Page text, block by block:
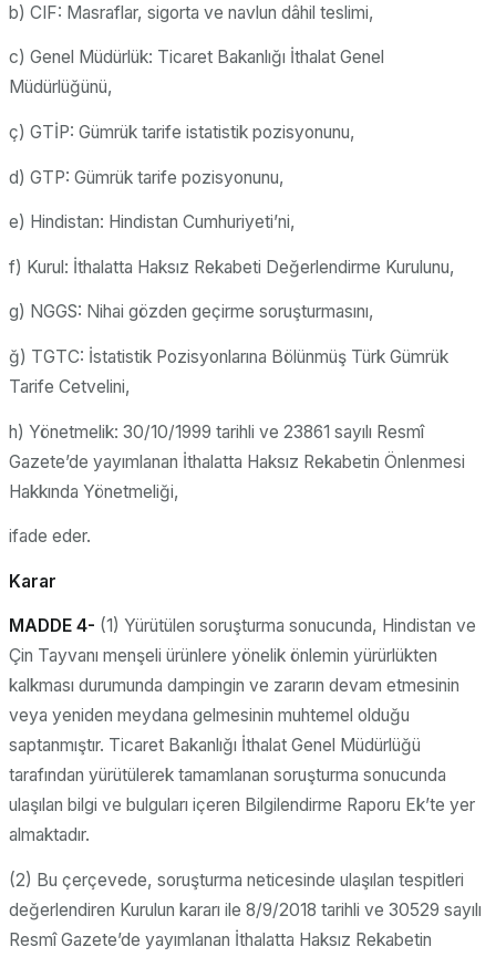
b) CIF: Masraflar, sigorta ve navlun dâhil teslimi,
c) Genel Müdürlük: Ticaret Bakanlığı İthalat Genel
Müdürlüğünü,
ç) GTİP: Gümrük tarife istatistik pozisyonunu,
d) GTP: Gümrük tarife pozisyonunu,
e) Hindistan: Hindistan Cumhuriyeti’ni,
f) Kurul: İthalatta Haksız Rekabeti Değerlendirme Kurulunu,
g) NGGS: Nihai gözden geçirme soruşturmasını,
ğ) TGTC: İstatistik Pozisyonlarına Bölünmüş Türk Gümrük
Tarife Cetvelini,
h) Yönetmelik: 30/10/1999 tarihli ve 23861 sayılı Resmî
Gazete’de yayımlanan İthalatta Haksız Rekabetin Önlenmesi
Hakkında Yönetmeliği,
ifade eder.
Karar
MADDE 4- (1) Yürütülen soruşturma sonucunda, Hindistan ve
Çin Tayvanı menşeli ürünlere yönelik önlemin yürürlükten
kalkması durumunda dampingin ve zararın devam etmesinin
veya yeniden meydana gelmesinin muhtemel olduğu
saptanmıştır. Ticaret Bakanlığı İthalat Genel Müdürlüğü
tarafından yürütülerek tamamlanan soruşturma sonucunda
ulaşılan bilgi ve bulguları içeren Bilgilendirme Raporu Ek’te yer
almaktadır.
(2) Bu çerçevede, soruşturma neticesinde ulaşılan tespitleri
değerlendiren Kurulun kararı ile 8/9/2018 tarihli ve 30529 sayılı
Resmî Gazete’de yayımlanan İthalatta Haksız Rekabetin